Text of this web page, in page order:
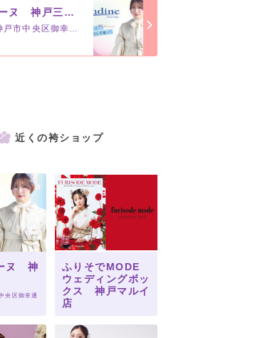
オンディーヌ 神戸三宮店
中央区御幸通8丁目1-6
近くの袴ショップ
ヌ 神
央区御幸通
ふりそでMODE
ウェディングボッ
クス 神戸マルイ
店
1-7-2